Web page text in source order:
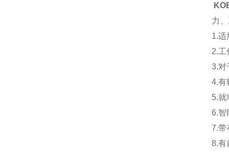
力
1.适
2.工
3.对
4.有
5.就
6.智
7.带
8.有